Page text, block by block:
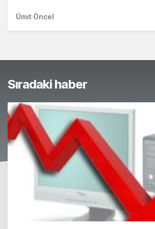
Ümit Öncel
Sıradaki haber